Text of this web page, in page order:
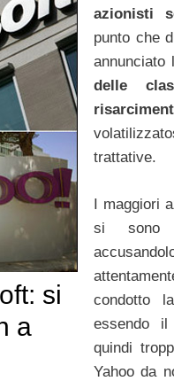
azionisti
punto che
annunciato
delle
trattative.
I maggiori
si sono
condotto
essendo
quindi
Yahoo da
si
a